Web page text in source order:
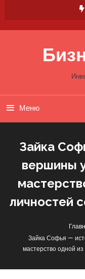
Меню
Зайка
вершины
личностей
Зайка Софья —
мастерство одной